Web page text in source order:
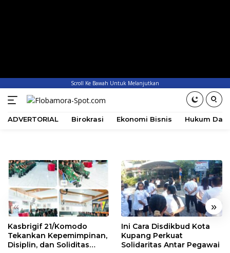
Scroll Ke Bawah Untuk Melanjutkan
ADVERTORIAL Birokrasi Ekonomi Bisnis Hukum
« »
Kasbrigif 21/Komodo
Tekankan Kepemimpinan,
Disiplin, dan Soliditas
Ini Cara Disdikbud Kota
Kupang Perkuat
Solidaritas Antar Pegawai